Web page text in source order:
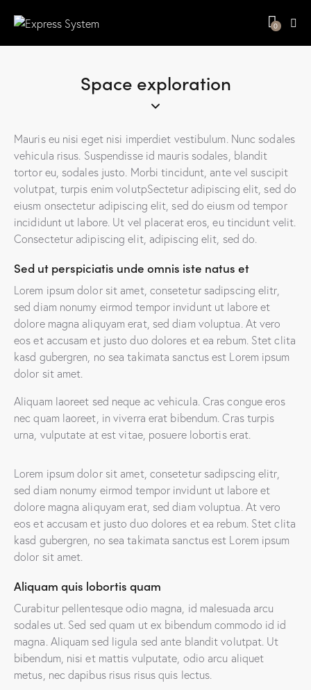
0
Space exploration
Mauris eu nisi eget nisi imperdiet vestibulum. Nunc sodales
vehicula risus. Suspendisse id mauris sodales, blandit
tortor eu, sodales justo. Morbi tincidunt, ante vel suscipit
volutpat, turpis enim volutpSectetur adipiscing elit, sed do
eiusm onsectetur adipiscing elit, sed do eiusm od tempor
incididunt ut labore. Ut vel placerat eros, eu tincidunt velit.
Consectetur adipiscing elit, adipiscing elit, sed do.
Sed ut perspiciatis unde omnis iste natus et
Lorem ipsum dolor sit amet, consetetur sadipscing elitr,
sed diam nonumy eirmod tempor invidunt ut labore et
dolore magna aliquyam erat, sed diam voluptua. At vero
eos et accusam et justo duo dolores et ea rebum. Stet clita
kasd gubergren, no sea takimata sanctus est Lorem ipsum
dolor sit amet.
Aliquam laoreet sed neque ac vehicula. Cras congue eros
nec quam laoreet, in viverra erat bibendum. Cras turpis
urna, vulputate at est vitae, posuere lobortis erat.
Lorem ipsum dolor sit amet, consetetur sadipscing elitr,
sed diam nonumy eirmod tempor invidunt ut labore et
dolore magna aliquyam erat, sed diam voluptua. At vero
eos et accusam et justo duo dolores et ea rebum. Stet clita
kasd gubergren, no sea takimata sanctus est Lorem ipsum
dolor sit amet.
Aliquam quis lobortis quam
Curabitur pellentesque odio magna, id malesuada arcu
sodales ut. Sed sed quam ut ex bibendum commodo id id
magna. Aliquam sed ligula sed ante blandit volutpat. Ut
bibendum, nisi et mattis vulputate, odio arcu aliquet
metus, nec dapibus risus risus quis lectus.